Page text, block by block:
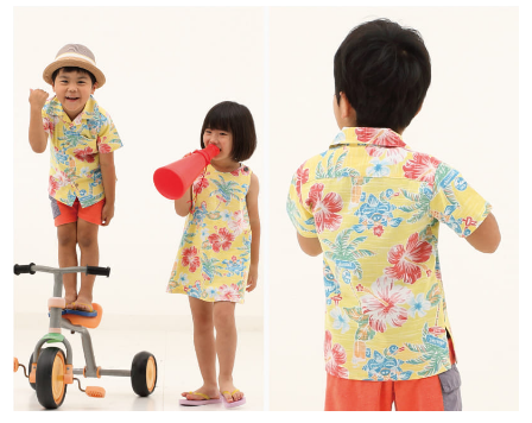
color
アイボリー
90cm
¥8,690
在庫切れ
店舗取り寄せ申請
100cm
¥8,690
在庫数
カートに入れる
110cm
8,690
在庫数2
カートに入れる